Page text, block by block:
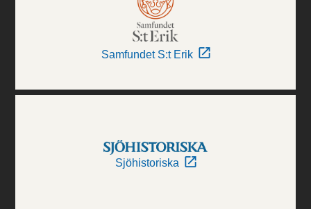
Samfundet S:t Erik
Sjöhistoriska